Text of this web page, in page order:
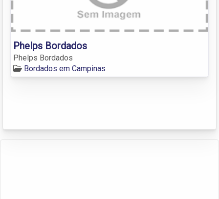
Phelps Bordados
Phelps Bordados
Bordados em Campinas